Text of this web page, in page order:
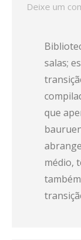
Deixe um
salas;
que
médio,